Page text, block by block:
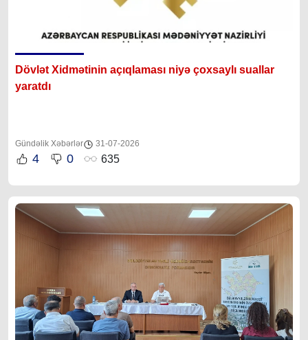
Dövlət Xidmətinin açıqlaması niyə çoxsaylı suallar
yaratdı
Gündəlik Xəbərlər 31-07-2026
4 0 635